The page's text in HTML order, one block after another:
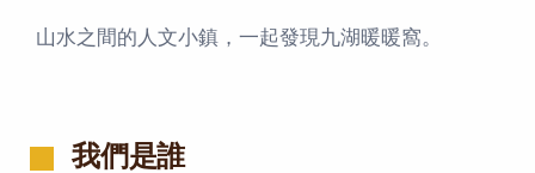
山水之間的人文小鎮，一起發現九湖暖暖窩。
我們是誰